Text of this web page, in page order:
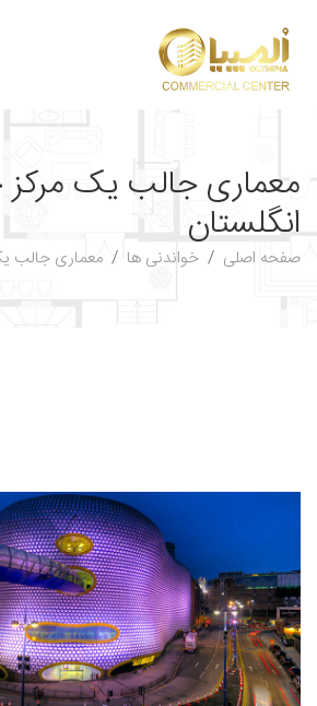
معماری جالب یک مرکز
انگلستان
صفحه اصلی خواندنی ها معماری جالب